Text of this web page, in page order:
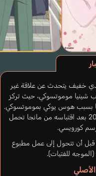
خفيف يتحدث عن علاقة غير
شينيا موموتسوكي، حيث تركز
بسبب هوس يوكي بموموتسوكي.
تم عرض الأنمي لأول مرة في أواخر عام 2015 بعد اقتباسه من مانجا تحمل
كورويسي.
قبل أن تتحول إلى عمل مطبوع
للفتيات).